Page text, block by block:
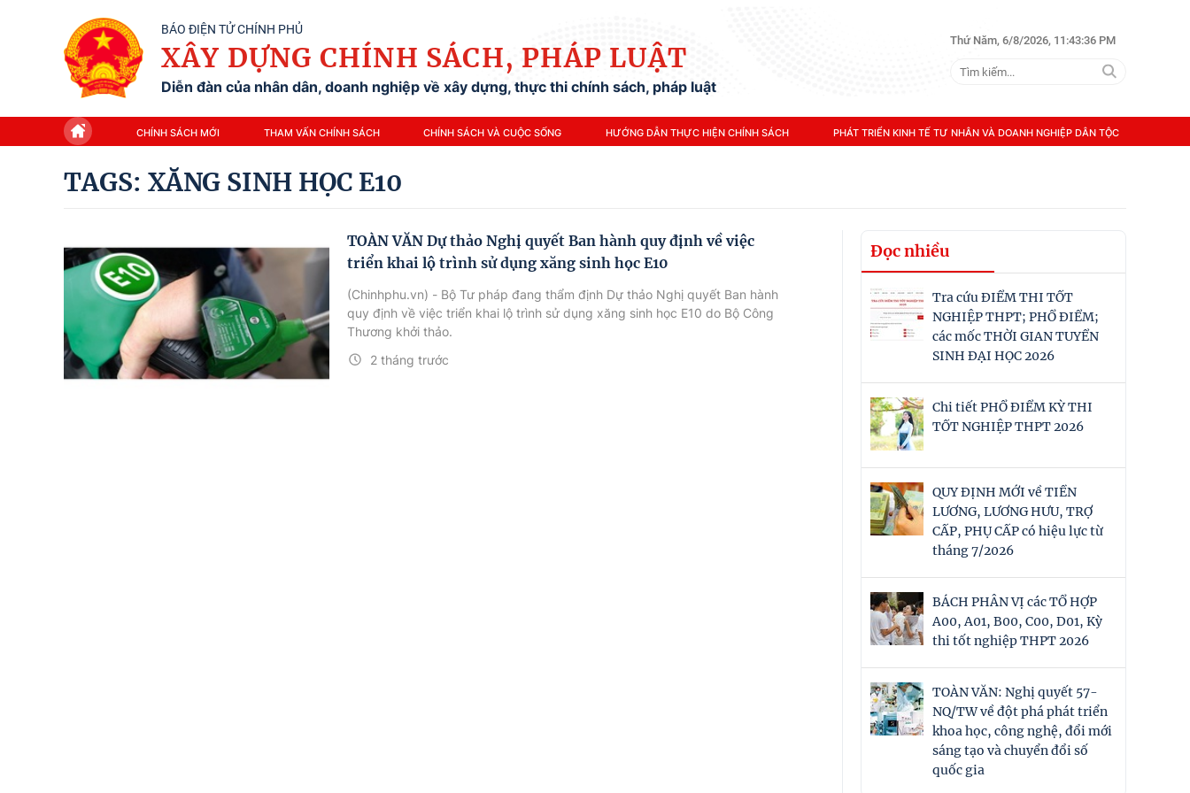
BÁO ĐIỆN TỬ CHÍNH PHỦ
XÂY DỰNG CHÍNH SÁCH, PHÁP LUẬT
Diễn đàn của nhân dân, doanh nghiệp về xây dựng, thực thi chính sách, pháp luật
Thứ Năm, 6/8/2026, 11:43:37 PM
CHÍNH SÁCH MỚI THAM VẤN CHÍNH SÁCH CHÍNH SÁCH VÀ CUỘC SỐNG HƯỚNG DẪN THỰC HIỆN CHÍNH SÁCH PHÁT TRIỂN KINH TẾ TƯ NHÂN VÀ DOANH NGHIỆP DÂN TỘC
TAGS: XĂNG SINH HỌC E10
TOÀN VĂN Dự thảo Nghị quyết Ban hành quy định về việc
triển khai lộ trình sử dụng xăng sinh học E10
2 tháng trước
(Chinhphu.vn) - Bộ Tư pháp đang thẩm định Dự thảo Nghị quyết Ban hành
quy định về việc triển khai lộ trình sử dụng xăng sinh học E10 do Bộ Công
Thương khởi thảo.
Đọc nhiều
Tra cứu ĐIỂM THI TỐT
NGHIỆP THPT; PHỔ ĐIỂM;
các mốc THỜI GIAN TUYỂN
SINH ĐẠI HỌC 2026
Chi tiết PHỔ ĐIỂM KỲ THI
TỐT NGHIỆP THPT 2026
QUY ĐỊNH MỚI về TIỀN
LƯƠNG, LƯƠNG HƯU, TRỢ
CẤP, PHỤ CẤP có hiệu lực từ
tháng 7/2026
BÁCH PHÂN VỊ các TỔ HỢP
A00, A01, B00, C00, D01, Kỳ
thi tốt nghiệp THPT 2026
TOÀN VĂN: Nghị quyết 57-
NQ/TW về đột phá phát triển
khoa học, công nghệ, đổi mới
sáng tạo và chuyển đổi số
quốc gia